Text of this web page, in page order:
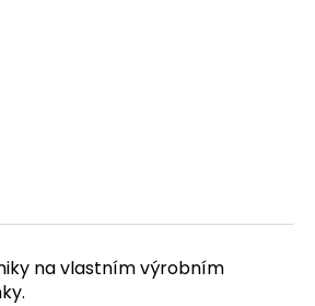
na vlastním výrobním